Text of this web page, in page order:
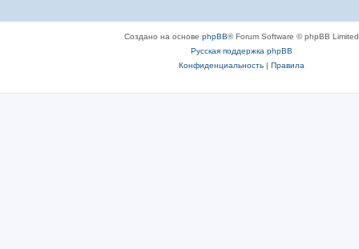
Создано на основе phpBB® Forum Software © phpBB Limited
Русская поддержка phpBB
Конфиденциальность| Правила